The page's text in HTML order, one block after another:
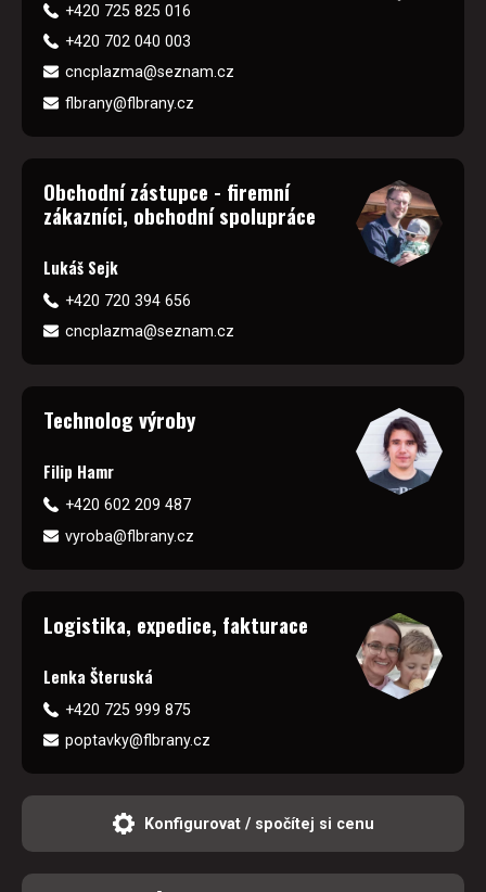
+420 725 825 016
+420 702 040 003
cncplazma@seznam.cz
flbrany@flbrany.cz
Obchodní zástupce - firemní
zákazníci, obchodní spolupráce
Lukáš Sejk
+420 720 394 656
cncplazma@seznam.cz
Technolog výroby
Filip Hamr
+420 602 209 487
vyroba@flbrany.cz
Logistika, expedice, fakturace
Lenka Šteruská
+420 725 999 875
poptavky@flbrany.cz
Konfigurovat / spočítej si cenu